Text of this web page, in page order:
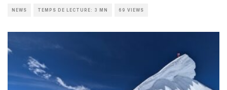
NEWS TEMPS DE LECTURE: 3 MN 69 VIEWS